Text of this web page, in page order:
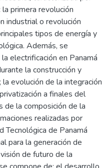
primera revolución
industrial o revolución
tipos de energía y
Además, se
electrificación en Panamá
la construcción y
evolución de la integración
a finales del
de la composición de la
realizadas por
Tecnológica de Panamá
para la generación de
de futuro de la